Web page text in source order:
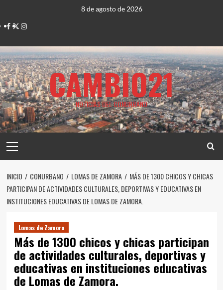
contenido
8 de agosto de 2026
Facebook
TwitterInstagram
CAMBIO21
NOTICIAS DEL CONURBANO
principal
INICIO CONURBANO LOMAS DE ZAMORA
MÁS DE 1300 CHICOS Y CHICAS
PARTICIPAN DE ACTIVIDADES CULTURALES, DEPORTIVAS Y EDUCATIVAS EN
INSTITUCIONES EDUCATIVAS DE LOMAS DE ZAMORA.
Lomas de Zamora
Más de 1300 chicos y chicas participan
de actividades culturales, deportivas y
educativas en instituciones educativas
de Lomas de Zamora.